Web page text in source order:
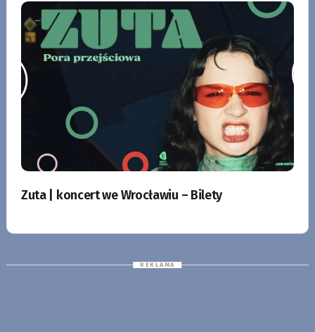
Zuta | koncert we Wrocławiu – Bilety